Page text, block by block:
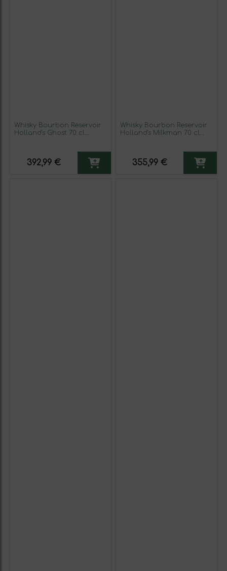
Whisky Bourbon Reservoir
Holland's Ghost 70 cl
392,99 €
Whisky Bourbon Reservoir
Holland's Milkman 70 cl
355,99 €